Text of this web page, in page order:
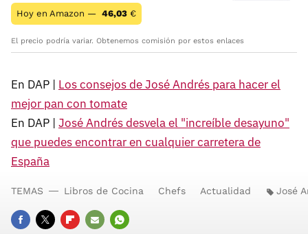
Hoy en Amazon — 46,03 €
El precio podría variar. Obtenemos comisión por estos enlaces
En DAP | Los consejos de José Andrés para hacer el
mejor pan con tomate
En DAP | José Andrés desvela el "increíble desayuno"
que puedes encontrar en cualquier carretera de
España
TEMAS Libros de Cocina Chefs Actualidad José